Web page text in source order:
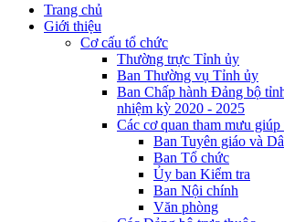
Trang chủ
Giới thiệu
Cơ cấu tổ chức
Thường trực Tỉnh ủy
Ban Thường vụ Tỉnh ủy
Ban Chấp hành Đảng bộ
nhiệm kỳ 2020 - 2025
Các cơ quan tham mưu
Ban Tuyên giáo và
Ban Tổ chức
Ủy ban Kiểm tra
Ban Nội chính
Văn phòng